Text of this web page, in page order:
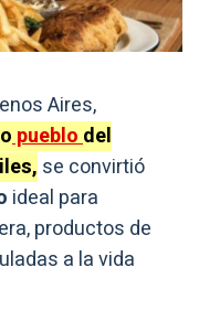
Aires,
pueblodel
se convirtió
ideal para
productos de
a la vida